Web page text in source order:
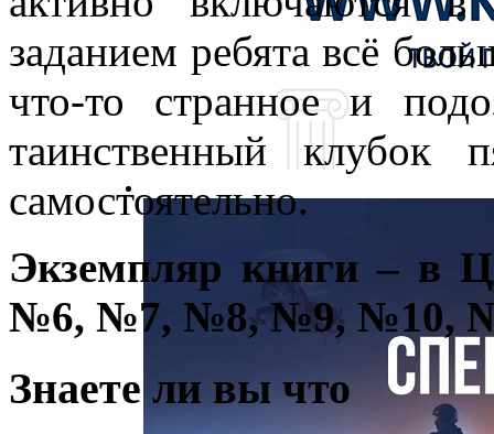
заданием ребята всё
что-то странное и
таинственный клубок
самостоятельно.
Экземпляр книги – в
№6, №7, №8, №9, №10,
Знаете ли вы что